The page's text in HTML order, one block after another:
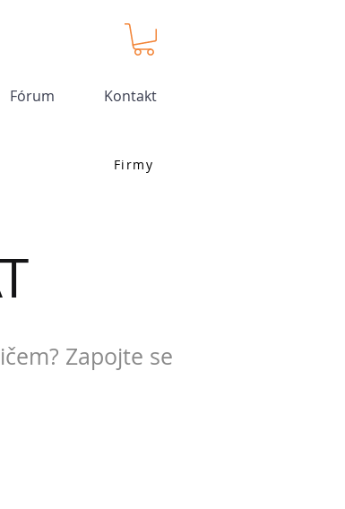
Fórum Kontakt
Firmy
Zapojte se